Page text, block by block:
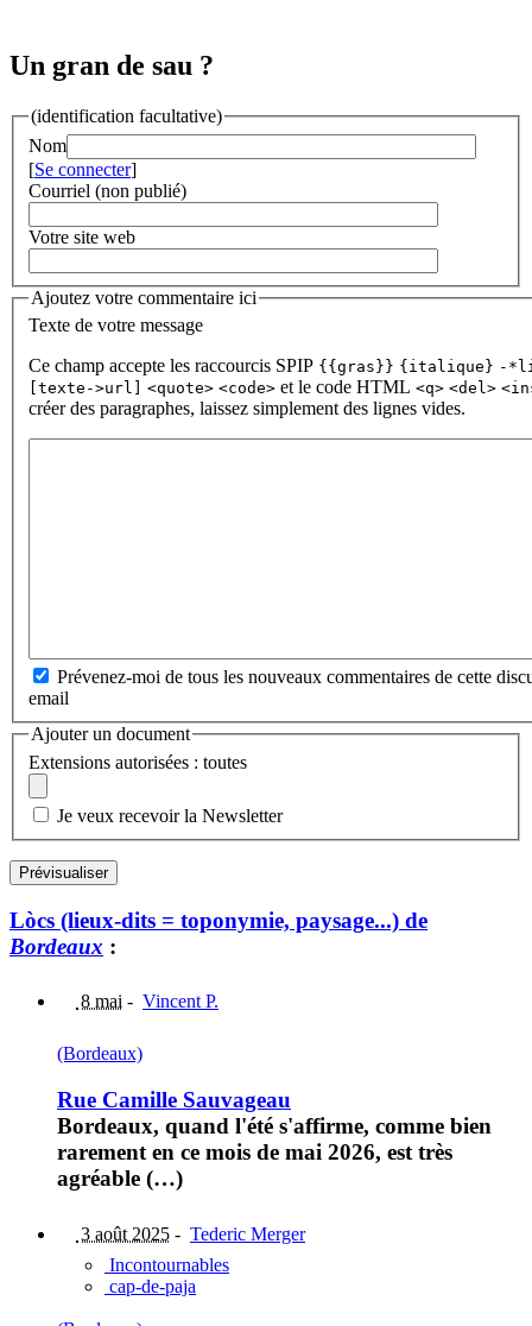
Un gran de sau ?
(identification facultative)
Nom
[Se connecter]
Courriel (non publié)
Votre site web
Ajoutez votre commentaire ici
Texte de votre message
Ce champ accepte les raccourcis SPIP {{gras}} {italique} -
[texte->url]
<quote> <code> et le code HTML <q> <del>
créer des paragraphes, laissez simplement des lignes vides.
Prévenez-moi de tous les nouveaux commentaires de cette
email
Ajouter un document
Extensions autorisées : toutes
Je veux recevoir la Newsletter
Lòcs (lieux-dits = toponymie, paysage...) de
Bordeaux :
8 mai - Vincent P.
(Bordeaux)
Rue Camille Sauvageau
Bordeaux, quand l'été s'affirme, comme bien
rarement en ce mois de mai 2026, est très
agréable (…)
3 août 2025 - Tederic Merger
Incontournables
cap-de-paja